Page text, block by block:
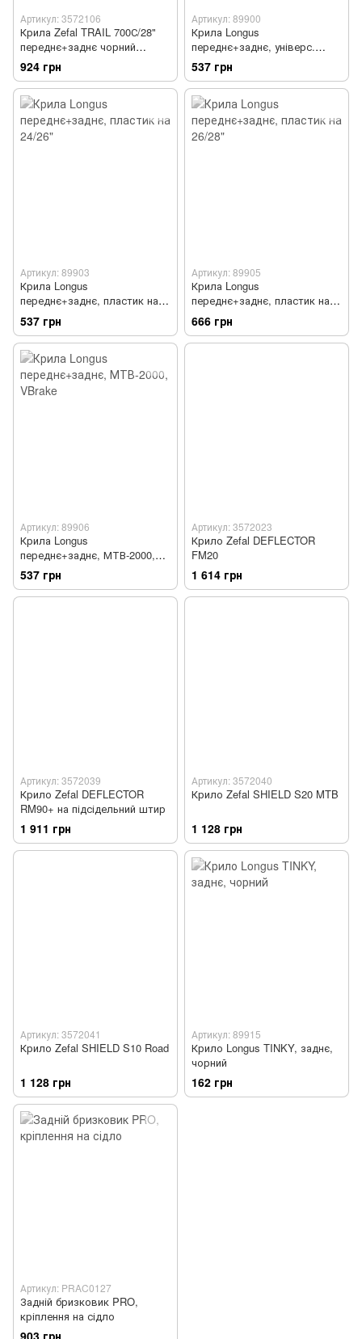
Артикул: 3572106
Крила Zefal TRAIL 700С/28"
переднє+заднє чорний
(комплект)
924 грн
Артикул: 89900
Крила Longus
переднє+заднє, універс.
24/26"
537 грн
Артикул: 89903
Крила Longus
переднє+заднє, пластик на
24/26"
537 грн
Артикул: 89905
Крила Longus
переднє+заднє, пластик на
26/28"
666 грн
Артикул: 89906
Крила Longus
переднє+заднє, МТВ-2000,
VBrake
537 грн
Артикул: 3572023
Крило Zefal DEFLECTOR
FM20
1 614 грн
Артикул: 3572039
Крило Zefal DEFLECTOR
RM90+ на підсідельний штир
1 911 грн
Артикул: 3572040
Крило Zefal SHIELD S20 MTB
1 128 грн
Артикул: 3572041
Крило Zefal SHIELD S10 Road
1 128 грн
Артикул: 89915
Крило Longus TINKY, заднє,
чорний
162 грн
Артикул: PRAC0127
Задній бризковик PRO,
кріплення на сідло